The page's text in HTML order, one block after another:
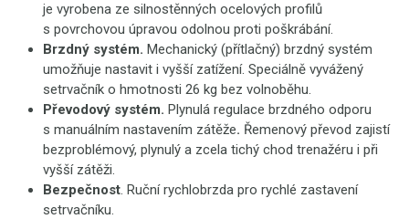
je vyrobena ze silnostěnných ocelových profilů
s povrchovou úpravou odolnou proti poškrábání.
Brzdný systém. Mechanický (přítlačný) brzdný systém
umožňuje nastavit i vyšší zatížení. Speciálně vyvážený
setrvačník o hmotnosti 26 kg bez volnoběhu.
Převodový systém. Plynulá regulace brzdného odporu
s manuálním nastavením zátěže. Řemenový převod zajistí
bezproblémový, plynulý a zcela tichý chod trenažéru i při
vyšší zátěži.
Bezpečnost. Ruční rychlobrzda pro rychlé zastavení
setrvačníku.